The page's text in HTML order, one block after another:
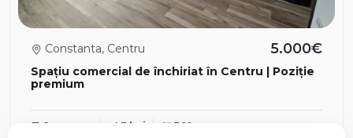
Spațiu comercial de închiriat în Centru | Poziție
premium
Constanta, Centru 5.000€
8 camere 3 bai 360mp